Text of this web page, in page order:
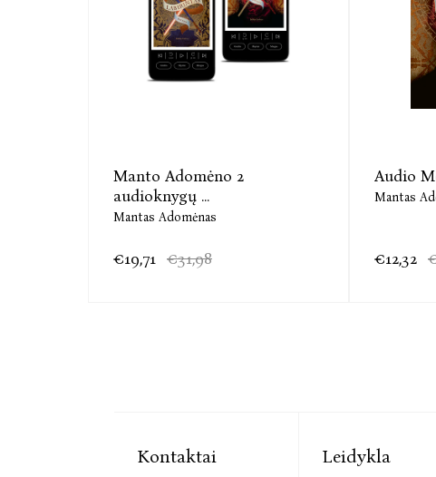
Manto Adomėno 2
audioknygų ...
Mantas Adomėnas
€19,71 €31,98
Audio
Mantas
€12,32
Kontaktai Leidykla